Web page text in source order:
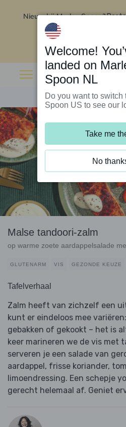
Nieuw bij Marley Spoon?
Malse tandoori-zalm
op warme zoete aardappelsalade
GLUTENARM VIS GEZONDE KEUZE
Tafelverhaal
Zalm heeft van zichzelf een
kunt er eindeloos mee
gebakken of gekookt – het is
keer marineren we de vis met
serveren je een salade van
aardappel, frisse koriander,
limoendressing. Een schepje
gerecht helemaal af. Geniet
Welcome!
landed on
Spoon NL
Do you want to switch
Spoon US to see our
Take me
No